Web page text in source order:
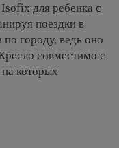
для ребенка с
поездки в
городу, ведь оно
совместимо с
которых